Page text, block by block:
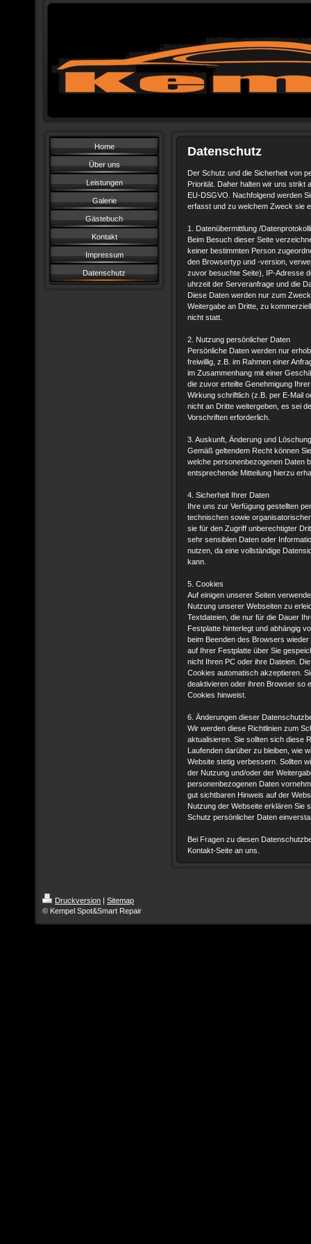
Home
Über uns
Leistungen
Galerie
Gästebuch
Kontakt
Impressum
Datenschutz
Datenschutz
Der Schutz und die Sicherheit von
Priorität. Daher halten wir uns strikt
EU-DSGVO. Nachfolgend werden
erfasst und zu welchem Zweck sie
1. Datenübermittlung /
Beim Besuch dieser Seite
keiner bestimmten Person
den Browsertyp und -version,
zuvor besuchte Seite), IP-Adresse
uhrzeit der Serveranfrage und die
Diese Daten werden nur zum
Weitergabe an Dritte, zu
nicht statt.
2. Nutzung persönlicher Daten
Persönliche Daten werden nur
freiwillig, z.B. im Rahmen einer
im Zusammenhang mit einer
die zuvor erteilte Genehmigung
Wirkung schriftlich (z.B. per E-Mail
nicht an Dritte weitergeben, es sei
Vorschriften erforderlich.
3. Auskunft, Änderung und
Gemäß geltendem Recht können
welche personenbezogenen Daten
entsprechende Mitteilung hierzu
4. Sicherheit Ihrer Daten
Ihre uns zur Verfügung gestellten
technischen sowie
sie für den Zugriff unberechtigter
sehr sensiblen Daten oder
nutzen, da eine vollständige
kann.
5. Cookies
Auf einigen unserer Seiten
Nutzung unserer Webseiten zu
Textdateien, die nur für die Dauer
Festplatte hinterlegt und abhängig
beim Beenden des Browsers
auf Ihrer Festplatte über Sie
nicht Ihren PC oder ihre Dateien.
Cookies automatisch akzeptieren.
deaktivieren oder ihren Browser so
Cookies hinweist.
6. Änderungen dieser
Wir werden diese Richtlinien zum
aktualisieren. Sie sollten sich diese
Laufenden darüber zu bleiben, wie
Website stetig verbessern. Sollten
der Nutzung und/oder der
personenbezogenen Daten
gut sichtbaren Hinweis auf der
Nutzung der Webseite erklären Sie
Schutz persönlicher Daten
Bei Fragen zu diesen
Kontakt-Seite an uns.
Druckversion | Sitemap
© Kempel Spot&Smart Repair